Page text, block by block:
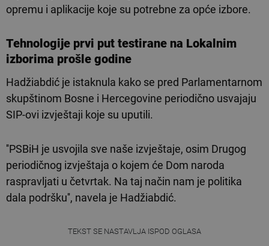
opremu i aplikacije koje su potrebne za opće izbore.
Tehnologije prvi put testirane na Lokalnim
izborima prošle godine
Hadžiabdić je istaknula kako se pred Parlamentarnom
skupštinom Bosne i Hercegovine periodično usvajaju
SIP-ovi izvještaji koje su uputili.
''PSBiH je usvojila sve naše izvještaje, osim Drugog
periodičnog izvještaja o kojem će Dom naroda
raspravljati u četvrtak. Na taj način nam je politika
dala podršku'', navela je Hadžiabdić.
TEKST SE NASTAVLJA ISPOD OGLASA